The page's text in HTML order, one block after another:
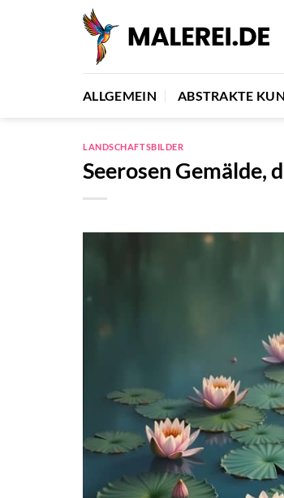
ALLGEMEIN ABSTRAKTE
LANDSCHAFTSBILDER
Seerosen Gemälde,